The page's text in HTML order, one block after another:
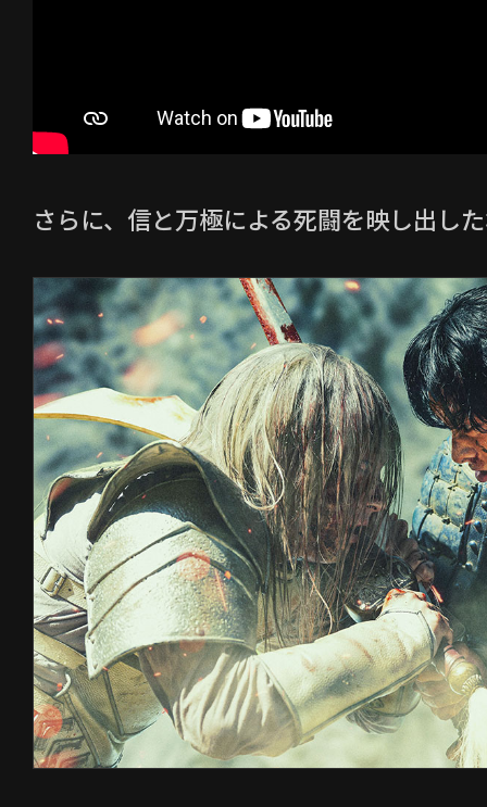
さらに、信と万極による死闘を映し出し